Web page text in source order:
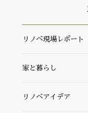
リノベ現場レポート
家と暮らし
リノベアイデア